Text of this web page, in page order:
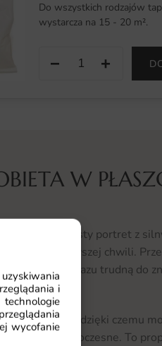
i
wycofanie
Do wszystkich rodzajów
wystarcza na 15 - 20 m².
− +
W
ukazuje wyrazisty portret z
wzrok od pierwszej chwili.
siłę wyrazu trudną do
język emocji, dzięki czemu
po nowoczesne. To